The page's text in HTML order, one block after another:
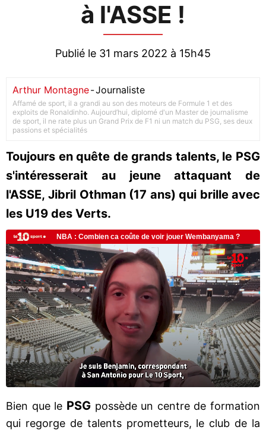
à l'ASSE !
Publié le 31 mars 2022 à 15h45
Arthur Montagne-Journaliste
Affamé de sport, il a grandi au son des moteurs de Formule 1 et des
exploits de Ronaldinho. Aujourd’hui, diplomé d'un Master de journalisme
de sport, il ne rate plus un Grand Prix de F1 ni un match du PSG, ses deux
passions et spécialités
Toujours en quête de grands talents, le PSG
s'intéresserait au jeune attaquant de
l'ASSE, Jibril Othman (17 ans) qui brille avec
les U19 des Verts.
Bien que le PSGpossède un centre de formation
qui regorge de talents prometteurs, le club de la